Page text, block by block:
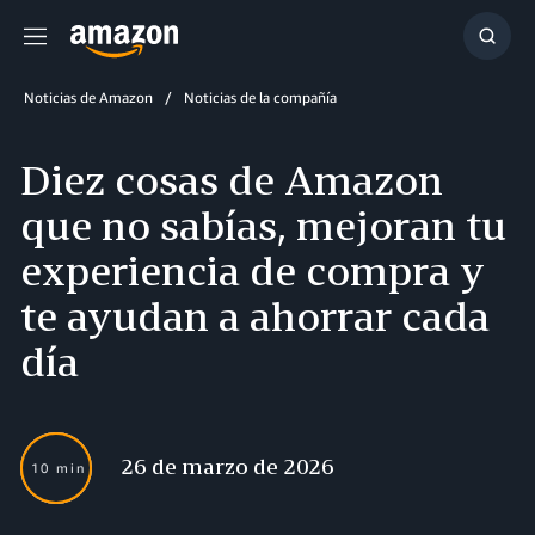
Menú
Noticias de Amazon Noticias de la compañía
Diez cosas de Amazon
que no sabías, mejoran tu
experiencia de compra y
te ayudan a ahorrar cada
día
10 min 26 de marzo de 2026